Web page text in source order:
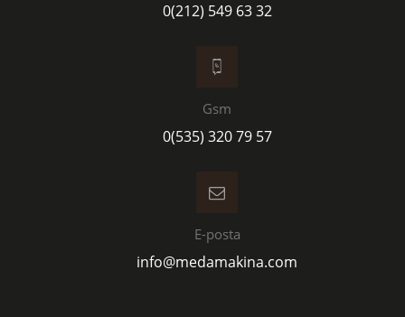
0(212) 549 63 32
Gsm
0(535) 320 79 57
E-posta
info@medamakina.com